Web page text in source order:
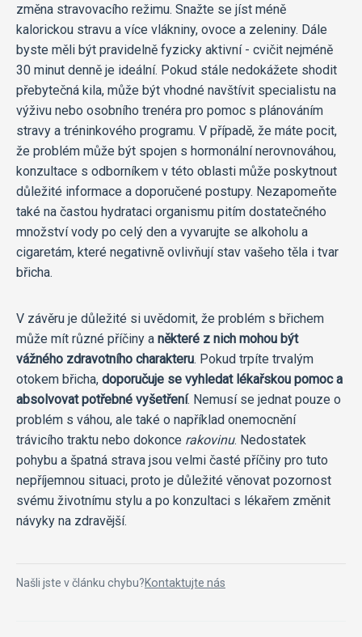
změna stravovacího režimu. Snažte se jíst méně
kalorickou stravu a více vlákniny, ovoce a zeleniny. Dále
byste měli být pravidelně fyzicky aktivní - cvičit nejméně
30 minut denně je ideální. Pokud stále nedokážete shodit
přebytečná kila, může být vhodné navštívit specialistu na
výživu nebo osobního trenéra pro pomoc s plánováním
stravy a tréninkového programu. V případě, že máte pocit,
že problém může být spojen s hormonální nerovnováhou,
konzultace s odborníkem v této oblasti může poskytnout
důležité informace a doporučené postupy. Nezapomeňte
také na častou hydrataci organismu pitím dostatečného
množství vody po celý den a vyvarujte se alkoholu a
cigaretám, které negativně ovlivňují stav vašeho těla i tvar
břicha.
V závěru je důležité si uvědomit, že problém s břichem
může mít různé příčiny a některé z nich mohou být
vážného zdravotního charakteru. Pokud trpíte trvalým
otokem břicha, doporučuje se vyhledat lékařskou pomoc a
absolvovat potřebné vyšetření. Nemusí se jednat pouze o
problém s váhou, ale také o například onemocnění
trávicího traktu nebo dokonce rakovinu. Nedostatek
pohybu a špatná strava jsou velmi časté příčiny pro tuto
nepříjemnou situaci, proto je důležité věnovat pozornost
svému životnímu stylu a po konzultaci s lékařem změnit
návyky na zdravější.
Našli jste v článku chybu?Kontaktujte nás